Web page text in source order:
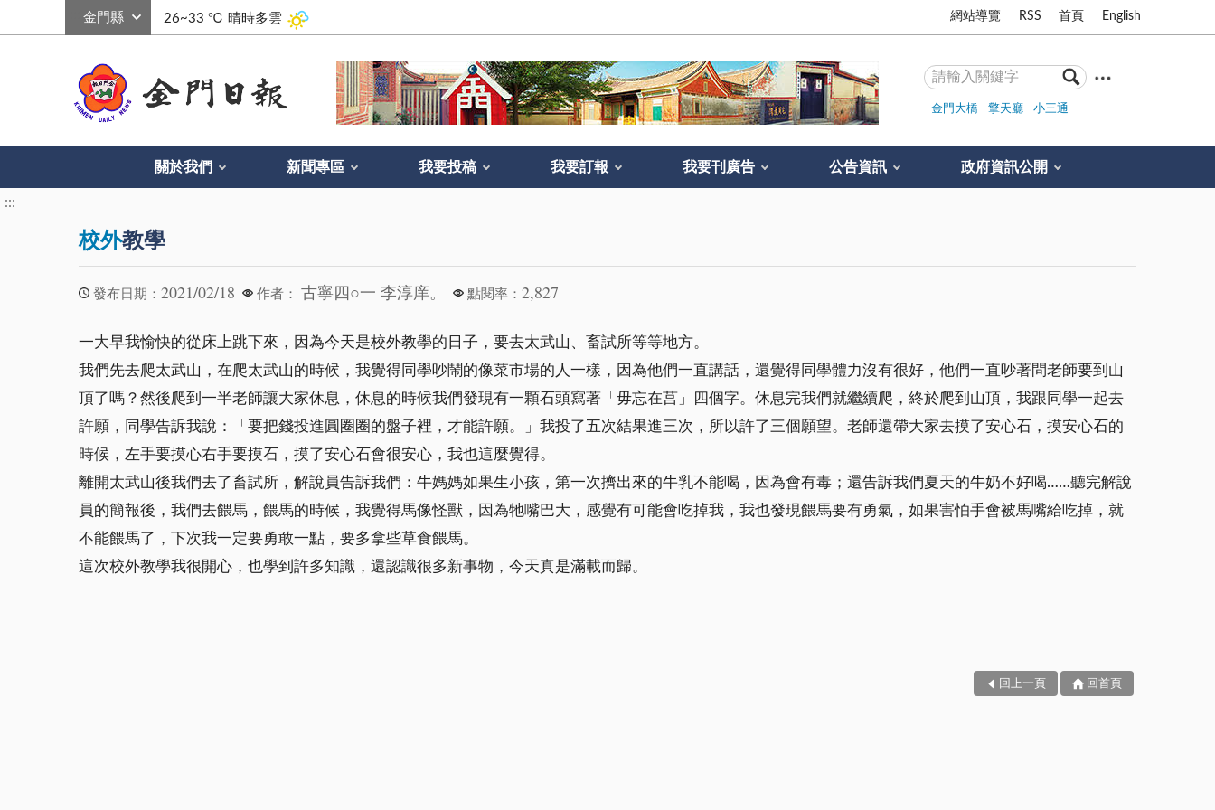
26~33 ℃ 晴時多雲 網站導覽 RSS 首頁 English
金門大橋 擎天廳 小三通
關於我們 新聞專區 我要投稿 我要訂報 我要刊廣告 公告資訊 政府資訊公開
:::
校外教學
發布日期： 2021/02/18 作者： 古寧四○一 李淳庠。 點閱率： 2,827
一大早我愉快的從床上跳下來，因為今天是校外教學的日子，要去太武山、畜試所等等地方。
我們先去爬太武山，在爬太武山的時候，我覺得同學吵鬧的像菜市場的人一樣，因為他們一直講話，還覺得同學體力沒有很好，他們一直吵著問老師要到山
頂了嗎？然後爬到一半老師讓大家休息，休息的時候我們發現有一顆石頭寫著「毋忘在莒」四個字。休息完我們就繼續爬，終於爬到山頂，我跟同學一起去
許願，同學告訴我說：「要把錢投進圓圈圈的盤子裡，才能許願。」我投了五次結果進三次，所以許了三個願望。老師還帶大家去摸了安心石，摸安心石的
時候，左手要摸心右手要摸石，摸了安心石會很安心，我也這麼覺得。
離開太武山後我們去了畜試所，解說員告訴我們：牛媽媽如果生小孩，第一次擠出來的牛乳不能喝，因為會有毒；還告訴我們夏天的牛奶不好喝……聽完解說
員的簡報後，我們去餵馬，餵馬的時候，我覺得馬像怪獸，因為牠嘴巴大，感覺有可能會吃掉我，我也發現餵馬要有勇氣，如果害怕手會被馬嘴給吃掉，就
不能餵馬了，下次我一定要勇敢一點，要多拿些草食餵馬。
這次校外教學我很開心，也學到許多知識，還認識很多新事物，今天真是滿載而歸。
回上一頁 回首頁